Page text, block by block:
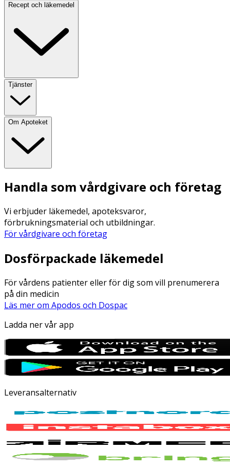
Recept och läkemedel
Tjänster
Om Apoteket
Handla som vårdgivare och företag
Vi erbjuder läkemedel, apoteksvaror,
förbrukningsmaterial och utbildningar.
För vårdgivare och företag
Dosförpackade läkemedel
För vårdens patienter eller för dig som vill prenumerera
på din medicin
Läs mer om Apodos och Dospac
Ladda ner vår app
Leveransalternativ